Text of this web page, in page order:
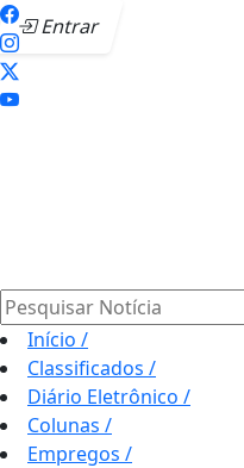
Entrar
Pesquisar Notícia
Início /
Classificados /
Diário Eletrônico /
Colunas /
Empregos /